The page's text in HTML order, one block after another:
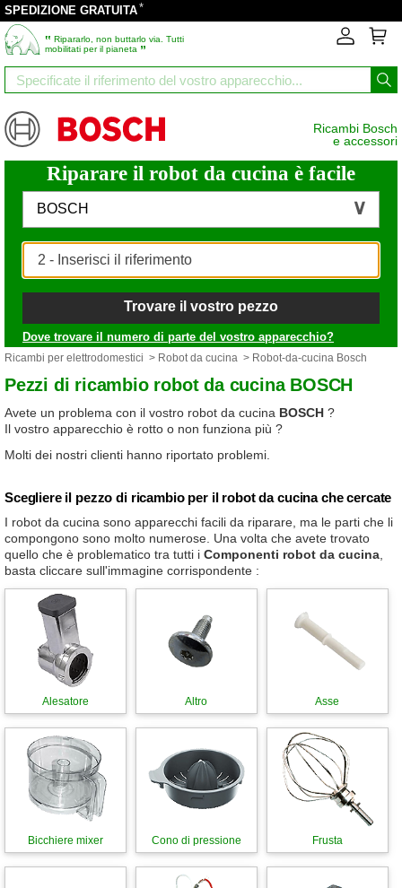
SPEDIZIONE GRATUITA*
‟ Ripararlo, non buttarlo via. Tutti
mobilitati per il pianeta ”
Ricambi Bosch
e accessori
Riparare il robot da cucina è facile
BOSCH
Trovare il vostro pezzo
Dove trovare il numero di parte del vostro apparecchio?
Ricambi per elettrodomestici > Robot da cucina > Robot-da-cucina Bosch
Pezzi di ricambio robot da cucina BOSCH
Avete un problema con il vostro robot da cucina BOSCH ?
Il vostro apparecchio è rotto o non funziona più ?
Molti dei nostri clienti hanno riportato problemi.
Scegliere il pezzo di ricambio per il robot da cucina che cercate
I robot da cucina sono apparecchi facili da riparare, ma le parti che li
compongono sono molto numerose. Una volta che avete trovato
quello che è problematico tra tutti i Componenti robot da cucina
basta cliccare sull'immagine corrispondente :
Alesatore Altro Asse
Bicchiere mixer Cono di pressione Frusta